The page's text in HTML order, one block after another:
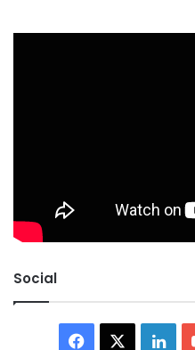
Social
Facebook